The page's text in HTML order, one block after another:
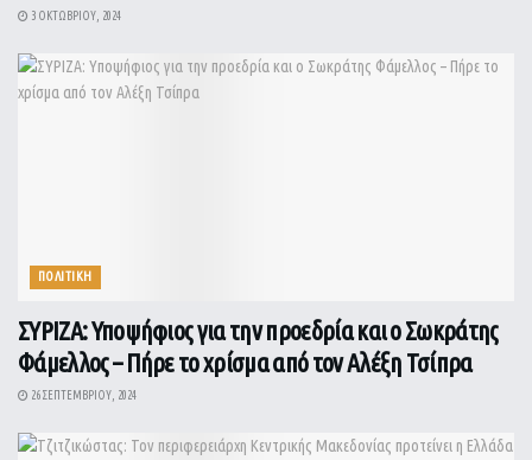
3 ΟΚΤΩΒΡΊΟΥ, 2024
ΠΟΛΙΤΙΚΗ
ΣΥΡΙΖΑ: Υποψήφιος για την προεδρία και ο Σωκράτης
Φάμελλος – Πήρε το χρίσμα από τον Αλέξη Τσίπρα
26 ΣΕΠΤΕΜΒΡΊΟΥ, 2024